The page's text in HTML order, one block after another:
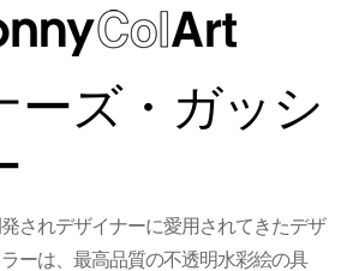
ーズ・ガッシ
されデザイナーに愛用されてきたデザ
ーは、最高品質の不透明水彩絵の具